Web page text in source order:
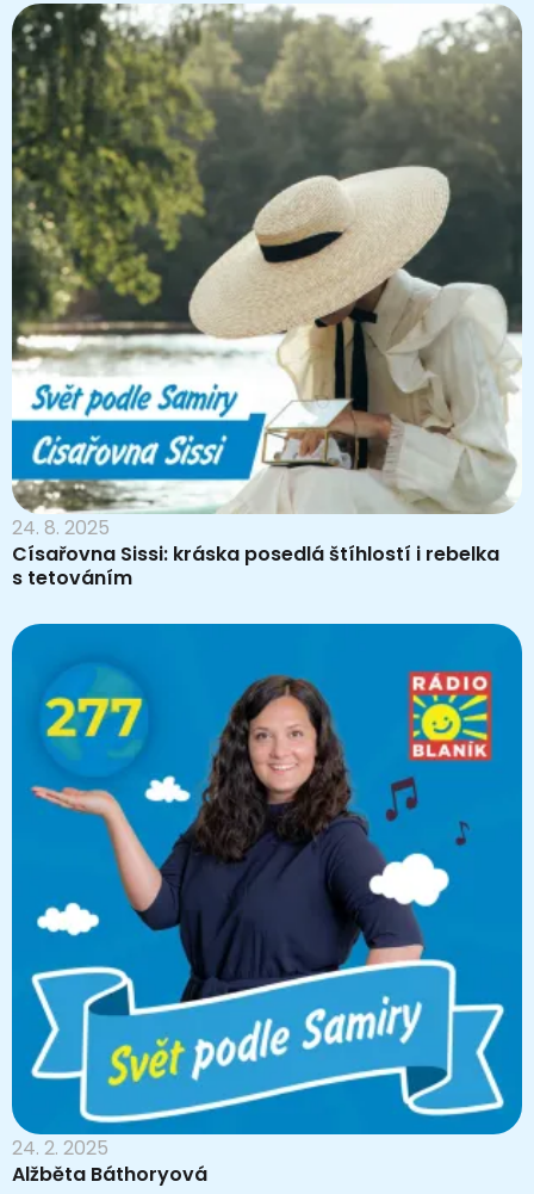
24. 8. 2025
Císařovna Sissi: kráska posedlá štíhlostí i rebelka
s tetováním
24. 2. 2025
Alžběta Báthoryová